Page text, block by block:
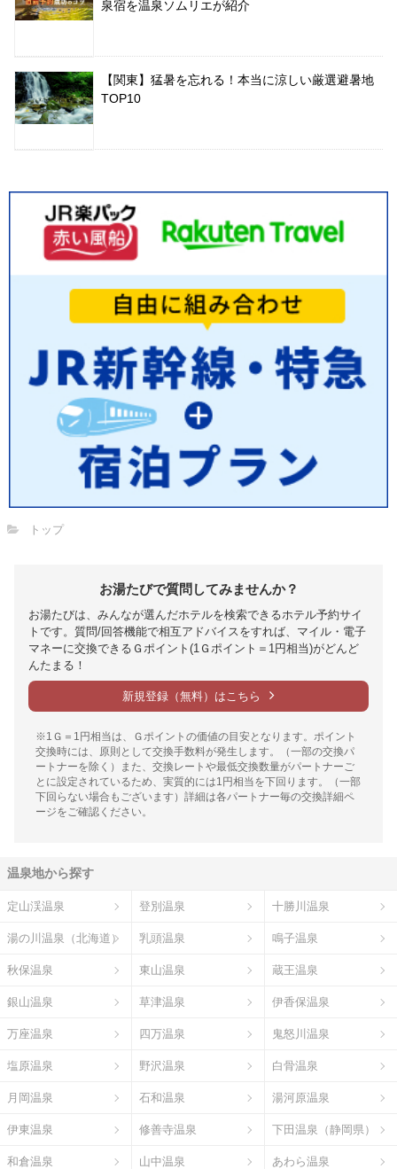
泉宿を温泉ソムリエが紹介
【関東】猛暑を忘れる！本当に涼しい厳選避暑地
TOP10
トップ
お湯たびで質問してみませんか？
お湯たびは、みんなが選んだホテルを検索できるホテル予約サイ
トです。質問/回答機能で相互アドバイスをすれば、マイル・電子
マネーに交換できるＧポイント(1Ｇポイント＝1円相当)がどんど
んたまる！
新規登録（無料）はこちら
※1Ｇ＝1円相当は、Ｇポイントの価値の目安となります。ポイント
交換時には、原則として交換手数料が発生します。（一部の交換パ
ートナーを除く）また、交換レートや最低交換数量がパートナーご
とに設定されているため、実質的には1円相当を下回ります。（一部
下回らない場合もございます）詳細は各パートナー毎の交換詳細ペ
ージをご確認ください。
温泉地から探す
定山渓温泉 登別温泉 十勝川温泉
湯の川温泉（北海道） 乳頭温泉 鳴子温泉
秋保温泉 東山温泉 蔵王温泉
銀山温泉 草津温泉 伊香保温泉
万座温泉 四万温泉 鬼怒川温泉
塩原温泉 野沢温泉 白骨温泉
月岡温泉 石和温泉 湯河原温泉
伊東温泉 修善寺温泉 下田温泉（静岡県）
和倉温泉 山中温泉 あわら温泉